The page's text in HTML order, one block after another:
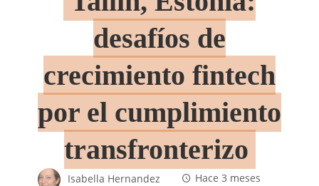
desafíos de
crecimiento fintech
por el cumplimiento
transfronterizo
Isabella Hernandez
Hace 3 meses